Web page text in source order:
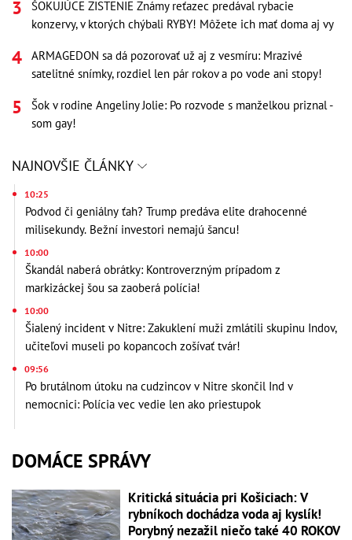
ŠOKUJÚCE ZISTENIE Známy reťazec predával rybacie
konzervy, v ktorých chýbali RYBY! Môžete ich mať doma aj vy
ARMAGEDON sa dá pozorovať už aj z vesmíru: Mrazivé
satelitné snímky, rozdiel len pár rokov a po vode ani stopy!
Šok v rodine Angeliny Jolie: Po rozvode s manželkou priznal -
som gay!
NAJNOVŠIE ČLÁNKY
10:25
Podvod či geniálny ťah? Trump predáva elite drahocenné
milisekundy. Bežní investori nemajú šancu!
10:00
Škandál naberá obrátky: Kontroverzným prípadom z
markizáckej šou sa zaoberá polícia!
10:00
Šialený incident v Nitre: Zakuklení muži zmlátili skupinu Indov,
učiteľovi museli po kopancoch zošívať tvár!
09:56
Po brutálnom útoku na cudzincov v Nitre skončil Ind v
nemocnici: Polícia vec vedie len ako priestupok
DOMÁCE SPRÁVY
Kritická situácia pri Košiciach: V
rybníkoch dochádza voda aj kyslík!
Porybný nezažil niečo také 40 ROKOV